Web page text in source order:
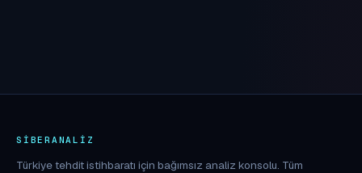
SIBERANALIZ
Türkiye tehdit istihbaratı için bağımsız analiz konsolu. Tüm